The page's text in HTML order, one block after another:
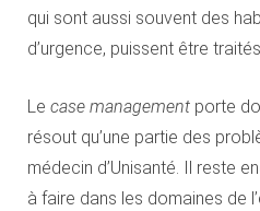
qui sont aussi souvent des
d’urgence, puissent être
Le case management porte
résout qu’une partie des
médecin d’Unisanté. Il reste
à faire dans les domaines de